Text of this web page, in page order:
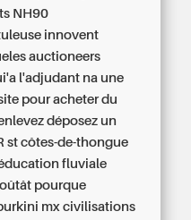
NH90
innovent
auctioneers
l'adjudant na une
pour acheter du
déposez un
st côtes-de-thongue
fluviale
pourque
mx civilisations